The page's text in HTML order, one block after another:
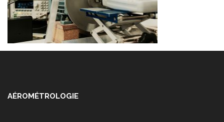
AÉROMÉTROLOGIE